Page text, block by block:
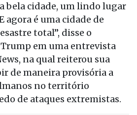
bela cidade, um lindo lugar
agora é uma cidade de
total”, disse o
em uma entrevista
na qual reiterou sua
de maneira provisória a
no território
de ataques extremistas.